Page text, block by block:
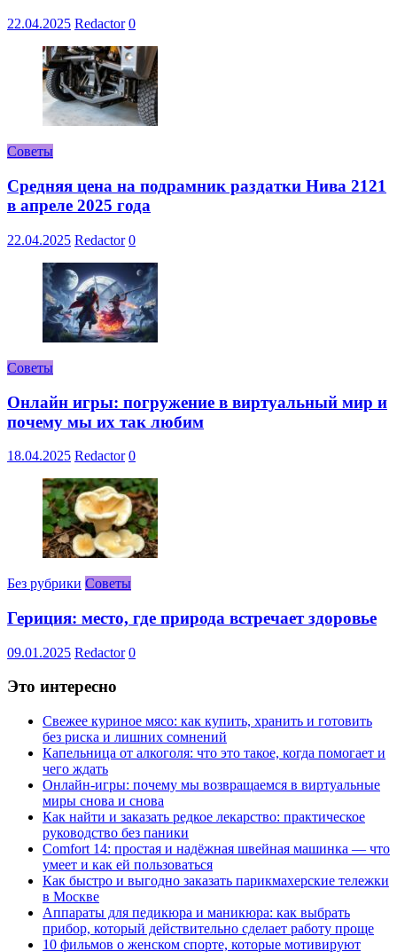
22.04.2025 Redactor 0
Советы
Средняя цена на подрамник раздатки Нива 2121
в апреле 2025 года
22.04.2025 Redactor 0
Советы
Онлайн игры: погружение в виртуальный мир и
почему мы их так любим
18.04.2025 Redactor 0
Без рубрики Советы
Гериция: место, где природа встречает здоровье
09.01.2025 Redactor 0
Это интересно
Свежее куриное мясо: как купить, хранить и готовить
без риска и лишних сомнений
Капельница от алкоголя: что это такое, когда помогает и
чего ждать
Онлайн-игры: почему мы возвращаемся в виртуальные
миры снова и снова
Как найти и заказать редкое лекарство: практическое
руководство без паники
Comfort 14: простая и надёжная швейная машинка — что
умеет и как ей пользоваться
Как быстро и выгодно заказать парикмахерские тележки
в Москве
Аппараты для педикюра и маникюра: как выбрать
прибор, который действительно сделает работу проще
10 фильмов о женском спорте, которые мотивируют